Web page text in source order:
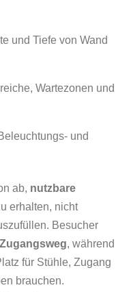
und Tiefe von Wand
Wartezonen und
und
ab, nutzbare
erhalten, nicht
Besucher
, während
für Stühle, Zugang
brauchen.